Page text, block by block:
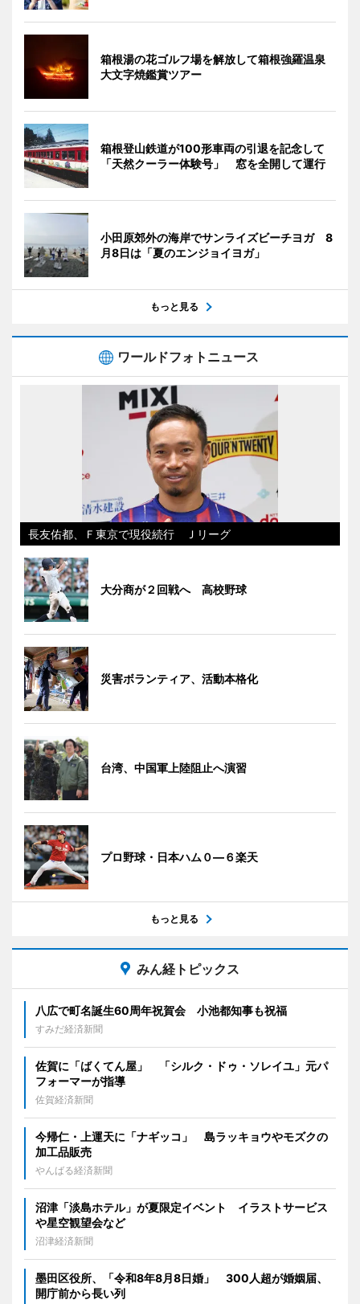
箱根湯の花ゴルフ場を解放して箱根強羅温泉
大文字焼鑑賞ツアー
箱根登山鉄道が100形車両の引退を記念して
「天然クーラー体験号」 窓を全開して運行
小田原郊外の海岸でサンライズビーチヨガ 8
月8日は「夏のエンジョイヨガ」
もっと見る
ワールドフォトニュース
長友佑都、Ｆ東京で現役続行 Ｊリーグ
大分商が２回戦へ 高校野球
災害ボランティア、活動本格化
台湾、中国軍上陸阻止へ演習
プロ野球・日本ハム０―６楽天
もっと見る
みん経トピックス
八広で町名誕生60周年祝賀会 小池都知事も祝福
すみだ経済新聞
佐賀に「ばくてん屋」 「シルク・ドゥ・ソレイユ」元パ
フォーマーが指導
佐賀経済新聞
今帰仁・上運天に「ナギッコ」 島ラッキョウやモズクの
加工品販売
やんばる経済新聞
沼津「淡島ホテル」が夏限定イベント イラストサービス
や星空観望会など
沼津経済新聞
墨田区役所、「令和8年8月8日婚」 300人超が婚姻届、
開庁前から長い列